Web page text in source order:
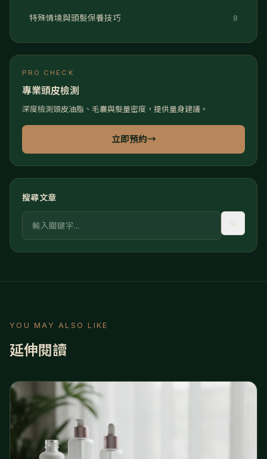
特殊情境與頭髮保養技巧 8
PRO CHECK
專業頭皮檢測
深度檢測頭皮油脂、毛囊與髮量密度，提供量身建議。
立即預約→
搜尋文章
關鍵字
YOU MAY ALSO LIKE
延伸閱讀